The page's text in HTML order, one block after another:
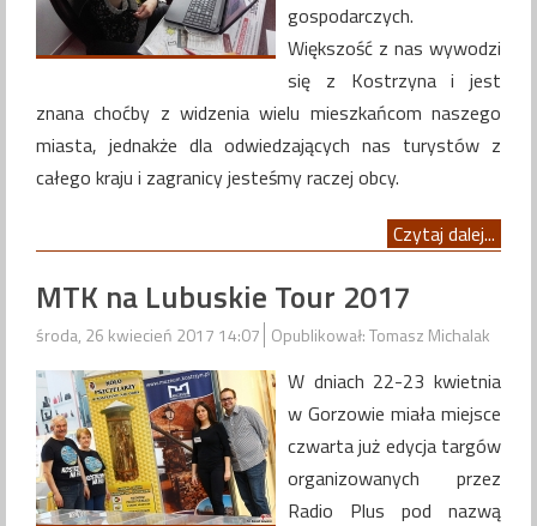
gospodarczych.
Większość z nas wywodzi
się z Kostrzyna i jest
znana choćby z widzenia wielu mieszkańcom naszego
miasta, jednakże dla odwiedzających nas turystów z
całego kraju i zagranicy jesteśmy raczej obcy.
Czytaj dalej...
MTK na Lubuskie Tour 2017
środa, 26 kwiecień 2017 14:07 Opublikował: Tomasz Michalak
W dniach 22-23 kwietnia
w Gorzowie miała miejsce
czwarta już edycja targów
organizowanych przez
Radio Plus pod nazwą